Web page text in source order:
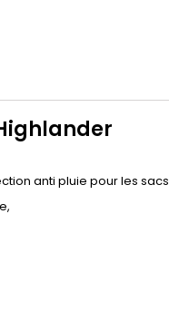
anti pluie pour les